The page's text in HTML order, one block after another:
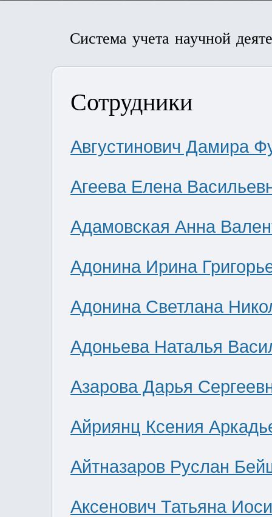
Система учета научной
Сотрудники
Августинович Дамира
Агеева Елена
Адамовская Анна
Адонина Ирина
Адонина Светлана
Адоньева Наталья
Азарова Дарья
Айриянц Ксения
Айтназаров Руслан
Аксенович Татьяна